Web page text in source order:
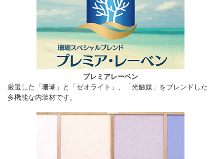
プレミアレーベン
厳選した「珊瑚」と「ゼオライト」、「光触媒」をブレンドした
多機能な内装材です。